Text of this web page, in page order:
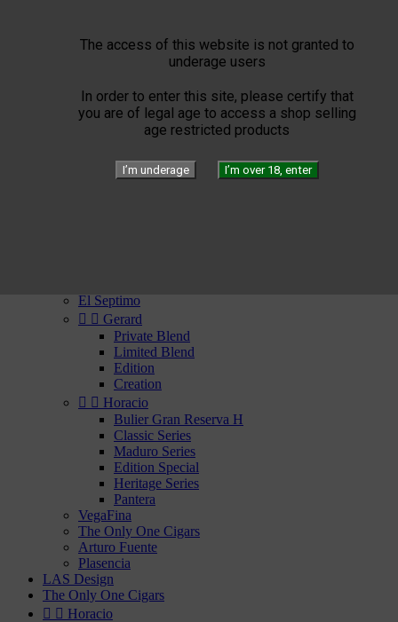
The access of this website is not granted to
underage users
In order to enter this site, please certify that
you are of legal age to access a shop selling
age restricted products
I’m underage I’m over 18, enter

The Art of Fire
Windproof
Torch flames
The Art of Leather
The Art of Accessories
The Art of Writing
SPECIAL ST DUPONT
Confidenciaal
El Septimo
  Gerard
Private Blend
Limited Blend
Edition
Creation
  Horacio
Bulier Gran Reserva H
Classic Series
Maduro Series
Edition Special
Heritage Series
Pantera
VegaFina
The Only One Cigars
Arturo Fuente
Plasencia
LAS Design
The Only One Cigars
  Horacio